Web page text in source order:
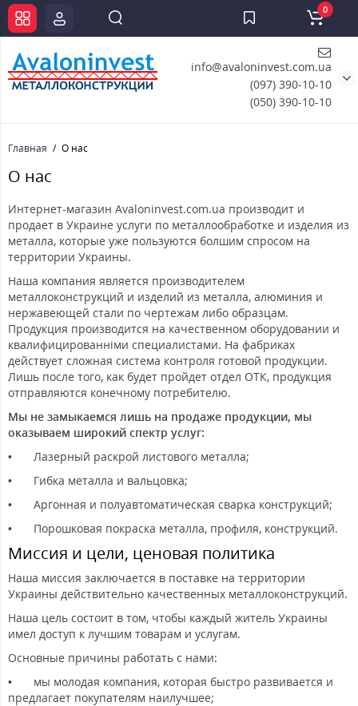
info@avaloninvest.com.ua
(097) 390-10-10
(050) 390-10-10
0
Главная О нас
О нас
Интернет-магазин Avaloninvest.com.ua производит и
продает в Украине услуги по металлообработке и изделия из
металла, которые уже пользуются болшим спросом на
территории Украины.
Наша компания является производителем
металлоконструкций и изделий из металла, алюминия и
нержавеющей стали по чертежам либо образцам.
Продукция производится на качественном оборудовании и
квалифицированніми специалистами. На фабриках
действует сложная система контроля готовой продукции.
Лишь после того, как будет пройдет отдел ОТК, продукция
отправляются конечному потребителю.
Мы не замыкаемся лишь на продаже продукции, мы
оказываем широкий спектр услуг:
•
Лазерный раскрой листового металла;
•
Гибка металла и вальцовка;
•
Аргонная и полуавтоматическая сварка конструкций;
•
Порошковая покраска металла, профиля, конструкций.
Миссия и цели, ценовая политика
Наша миссия заключается в поставке на территории
Украины действительно качественных металлоконструкций.
Наша цель состоит в том, чтобы каждый житель Украины
имел доступ к лучшим товарам и услугам.
Основные причины работать с нами:
•
мы молодая компания, которая быстро развивается и
предлагает покупателям наилучшее;